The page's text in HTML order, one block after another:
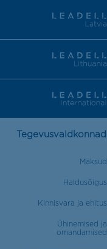
Tegevusvaldkonnad
Maksud
Haldusõigus
Kinnisvara ja ehitus
Ühinemised ja
omandamised